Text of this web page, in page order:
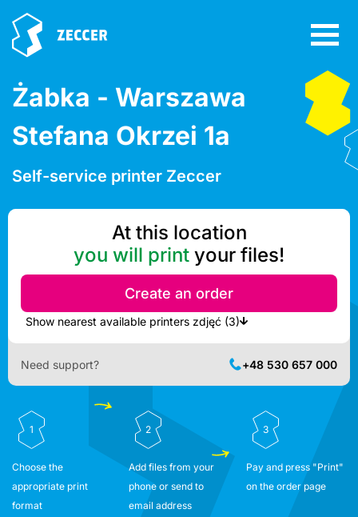
Żabka - Warszawa
Stefana Okrzei 1a
Self-service printer Zeccer
At this location
you will print your files!
Create an order
Show nearest available printers zdjęć (3)
Need support? +48 530 657 000
1
Choose the
appropriate print
format
2
Add files from your
phone or send to
email address
3
Pay and press "Print"
on the order page